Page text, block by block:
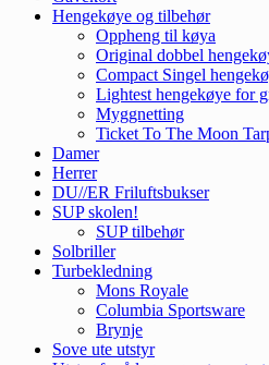
Hengekøye og tilbehør
Oppheng til køya
Original dobbel
Compact Singel
Lightest hengekøye for
Myggnetting
Ticket To The Moon
Damer
Herrer
DU//ER Friluftsbukser
SUP skolen!
SUP tilbehør
Solbriller
Turbekledning
Mons Royale
Columbia Sportsware
Brynje
Sove ute utstyr